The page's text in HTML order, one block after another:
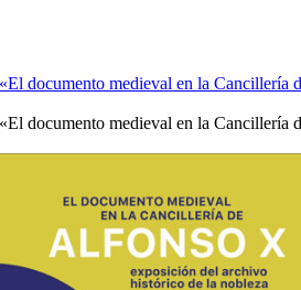
documento medieval en la Cancillería
documento medieval en la Cancillería